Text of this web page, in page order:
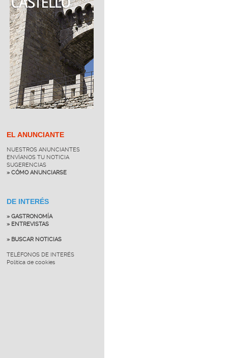
EL ANUNCIANTE
NUESTROS ANUNCIANTES
ENVÍANOS TU NOTICIA
SUGERENCIAS
» CÓMO ANUNCIARSE
DE INTERÉS
» GASTRONOMÍA
» ENTREVISTAS
» BUSCAR NOTICIAS
TELÉFONOS DE INTERÉS
Política de cookies